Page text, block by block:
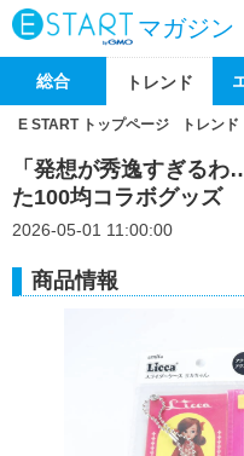
マガジン
総合 トレンド
E START トップページ トレンド
「発想が秀逸すぎる
た100均コラボグッズ
2026-05-01 11:00:00
商品情報